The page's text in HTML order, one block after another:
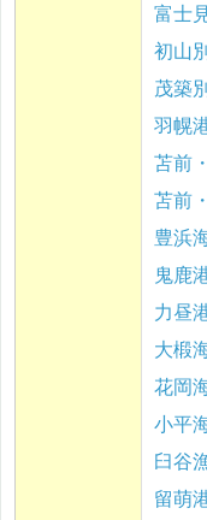
富士
初山
茂築
羽幌
苫前
苫前
豊浜
鬼鹿
力昼
大椴
花岡
小平
臼谷
留萌